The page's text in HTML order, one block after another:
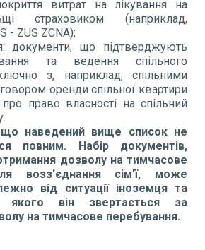
витрат на лікування на
страховиком (наприклад,
- ZUS ZCNA);
документи, що підтверджують
та ведення спільного
з, наприклад, спільними
оренди спільної квартири
право власності на спільний
що наведений вище список не
повним. Набір документів,
дозволу на тимчасове
возз'єднання сім'ї, може
від ситуації іноземця та
якого він звертається за
на тимчасове перебування.